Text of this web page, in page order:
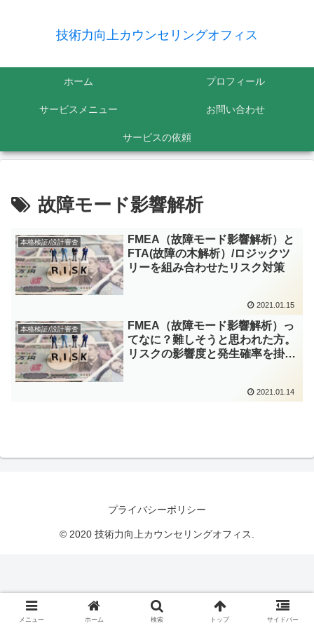
技術力向上カウンセリングオフィス
ホーム プロフィール
サービスメニュー お問い合わせ
サービスの依頼
故障モード影響解析
本格検証/設計審査
FMEA（故障モード影響解析）と
FTA(故障の木解析）/ロジックツ
リーを組み合わせたリスク対策
2021.01.15
本格検証/設計審査
FMEA（故障モード影響解析）っ
てなに？難しそうと思われた方。
リスクの影響度と発生確率を掛け
2021.01.14
プライバシーポリシー
© 2020 技術力向上カウンセリングオフィス.
メニュー ホーム 検索 トップ サイドバー